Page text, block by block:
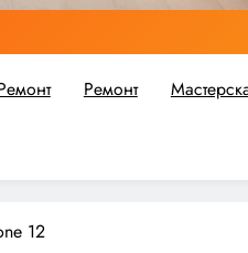
Мастерской Советов вы
Ремонт
12